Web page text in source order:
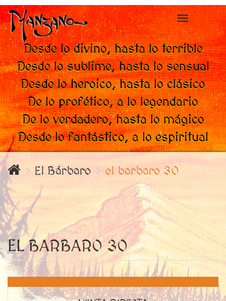
Toggle
navigation
Desde lo divino, hasta lo terrible
Desde lo sublime, hasta lo sensual
Desde lo heroico, hasta lo clásico
De lo profético, a lo legendario
De lo verdadero, hasta lo mágico
Desde lo fantástico, a lo espiritual
El Bárbaro el barbaro 30
EL BARBARO 30